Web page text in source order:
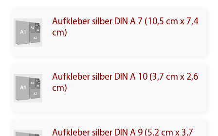
Aufkleber silber DIN A 7 (10,5 cm x 7,4
cm)
Aufkleber silber DIN A 10 (3,7 cm x 2,6
cm)
Aufkleber silber DIN A 9 (5,2 cm x 3,7